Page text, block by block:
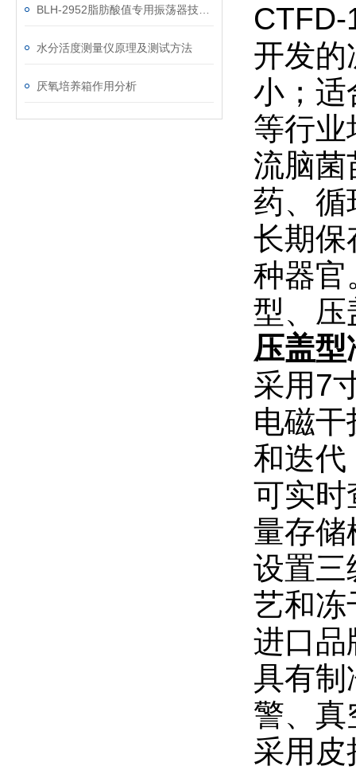
水分活度测量仪原理及测试方法
厌氧培养箱作用分析
开发的
小；适
等行业
流脑菌
药、循
长期保
种器官
型、
压盖
采用7
电磁
和迭代
可实时
量存储
设置三
艺和冻
进口品
具有制
警、真
采用皮